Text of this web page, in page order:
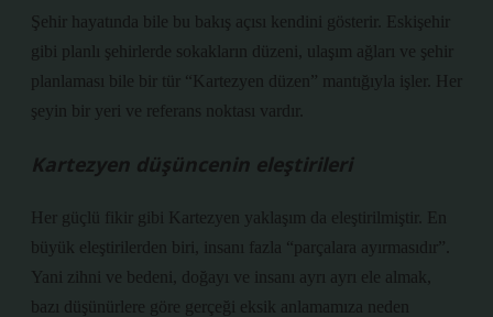
Şehir hayatında bile bu bakış açısı kendini gösterir. Eskişehir
gibi planlı şehirlerde sokakların düzeni, ulaşım ağları ve şehir
planlaması bile bir tür “Kartezyen düzen” mantığıyla işler. Her
şeyin bir yeri ve referans noktası vardır.
Kartezyen düşüncenin eleştirileri
Her güçlü fikir gibi Kartezyen yaklaşım da eleştirilmiştir. En
büyük eleştirilerden biri, insanı fazla “parçalara ayırmasıdır”.
Yani zihni ve bedeni, doğayı ve insanı ayrı ayrı ele almak,
bazı düşünürlere göre gerçeği eksik anlamamıza neden